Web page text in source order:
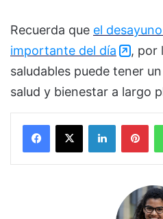
Recuerda que el
importante del día
, por
saludables puede tener
salud y bienestar a largo
Facebook
X LinkedIn